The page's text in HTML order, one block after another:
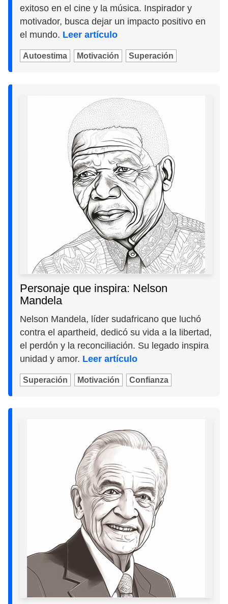
exitoso en el cine y la música. Inspirador y
motivador, busca dejar un impacto positivo en
el mundo. Leer artículo
Autoestima Motivación Superación
Personaje que inspira: Nelson
Mandela
Nelson Mandela, líder sudafricano que luchó
contra el apartheid, dedicó su vida a la libertad,
el perdón y la reconciliación. Su legado inspira
unidad y amor. Leer artículo
Superación Motivación Confianza